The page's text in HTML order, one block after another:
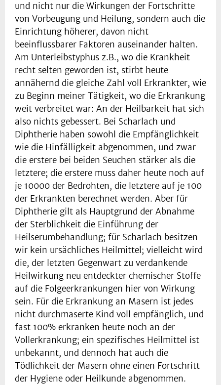
und nicht nur die Wirkungen der Fortschritte
von Vorbeugung und Heilung, sondern auch die
Einrichtung höherer, davon nicht
beeinflussbarer Faktoren auseinander halten.
Am Unterleibstyphus z.B., wo die Krankheit
recht selten geworden ist, stirbt heute
annähernd die gleiche Zahl voll Erkrankter, wie
zu Beginn meiner Tätigkeit, wo die Erkrankung
weit verbreitet war: An der Heilbarkeit hat sich
also nichts gebessert. Bei Scharlach und
Diphtherie haben sowohl die Empfänglichkeit
wie die Hinfälligkeit abgenommen, und zwar
die erstere bei beiden Seuchen stärker als die
letztere; die erstere muss daher heute noch auf
je 10000 der Bedrohten, die letztere auf je 100
der Erkrankten berechnet werden. Aber für
Diphtherie gilt als Hauptgrund der Abnahme
der Sterblichkeit die Einführung der
Heilserumbehandlung; für Scharlach besitzen
wir kein ursächliches Heilmittel; vielleicht wird
die, der letzten Gegenwart zu verdankende
Heilwirkung neu entdeckter chemischer Stoffe
auf die Folgeerkrankungen hier von Wirkung
sein. Für die Erkrankung an Masern ist jedes
nicht durchmaserte Kind voll empfänglich, und
fast 100% erkranken heute noch an der
Vollerkrankung; ein spezifisches Heilmittel ist
unbekannt, und dennoch hat auch die
Tödlichkeit der Masern ohne einen Fortschritt
der Hygiene oder Heilkunde abgenommen.